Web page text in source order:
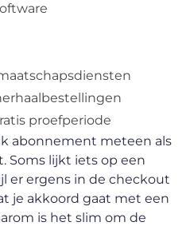
proefperiode
abonnement meteen als
Soms lijkt iets op een
er ergens in de checkout
je akkoord gaat met een
is het slim om de